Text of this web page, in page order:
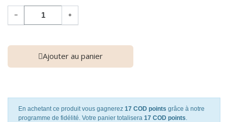
− +
Ajouter au panier
En achetant ce produit vous gagnerez 17 COD points grâce à notre
programme de fidélité. Votre panier totalisera 17 COD points.